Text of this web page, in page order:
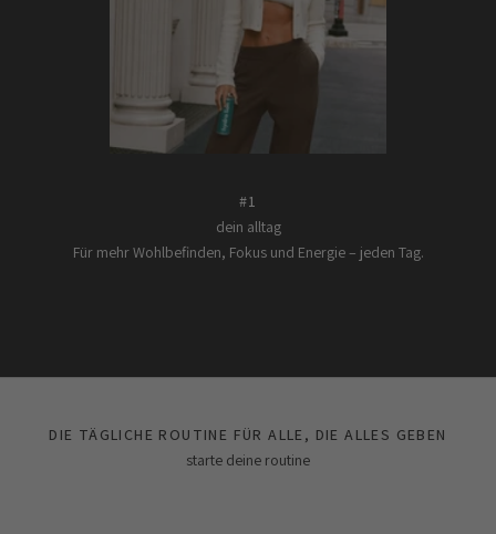
#1
dein alltag
Für mehr Wohlbefinden, Fokus und Energie – jeden Tag.
DIE TÄGLICHE ROUTINE FÜR ALLE, DIE ALLES GEBEN
starte deine routine